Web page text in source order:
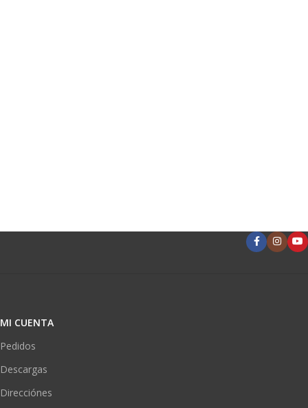
MI CUENTA
Pedidos
Descargas
Direcciónes